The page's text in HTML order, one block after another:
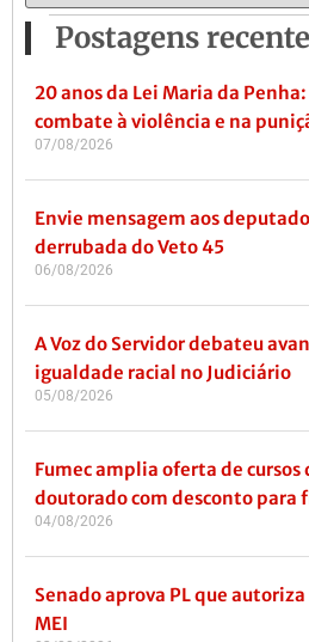
Postagens
20 anos da Lei Maria da
combate à violência e na
07/08/2026
Envie mensagem aos
derrubada do Veto 45
06/08/2026
A Voz do Servidor debateu
igualdade racial no Judiciário
05/08/2026
Fumec amplia oferta de cursos
doutorado com desconto para
04/08/2026
Senado aprova PL que
MEI